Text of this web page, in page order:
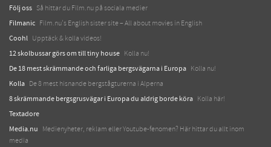
Följ oss Så hittar du Film.nu på sociala medier
Filmanic Film.nu's English sister site – All about movies in English
Coohl Upptäck & kolla videos!
12 skolbussar görs om till tiny house Kolla nu!
De 18 mest skrämmande och farliga bergsvägarna i Europa Kolla nu!
Kolla De 8 mest hisnande bergstågturerna i Alperna
8 skrämmande bergsgrusvägar i Europa du aldrig borde köra Kolla här!
Textadore
Media.nu
Medienyheter, reklam eller Youtube-fenomen? Här hittar du allt inom
media